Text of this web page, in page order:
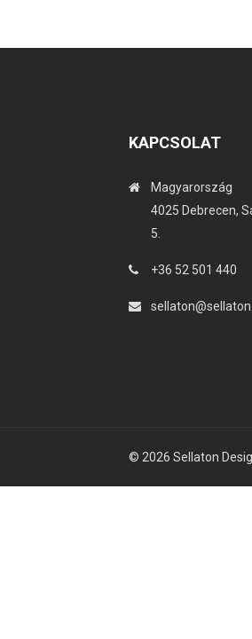
KAPCSOLAT
Magyarország
4025 Debrecen,
5.
+36 52 501 440
© 2026 Sellaton